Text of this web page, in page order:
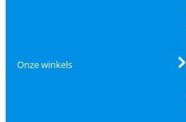
Onze winkels